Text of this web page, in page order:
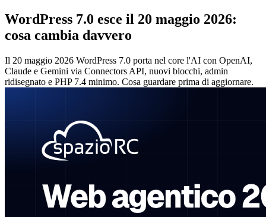
WordPress 7.0 esce il 20 maggio 2026:
cosa cambia davvero
Il 20 maggio 2026 WordPress 7.0 porta nel core l'AI con OpenAI,
Claude e Gemini via Connectors API, nuovi blocchi, admin
ridisegnato e PHP 7.4 minimo. Cosa guardare prima di aggiornare.